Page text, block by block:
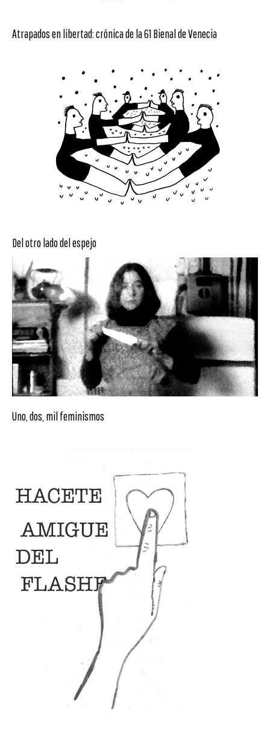
Atrapados en libertad: crónica de la 61 Bienal de Venecia
Del otro lado del espejo
Uno, dos, mil feminismos